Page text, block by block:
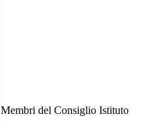
Membri del Consiglio Istituto